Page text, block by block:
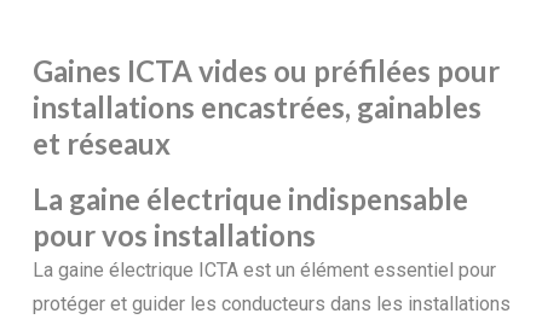
Gaines ICTA vides ou préfilées pour
installations encastrées, gainables
et réseaux
La gaine électrique indispensable
pour vos installations
La gaine électrique ICTA est un élément essentiel pour
protéger et guider les conducteurs dans les installations